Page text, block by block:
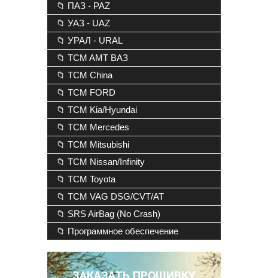
📁 ПАЗ - PAZ
📁 УАЗ - UAZ
📁 УРАЛ - URAL
📁 TCM AMT ВАЗ
📁 TCM China
📁 TCM FORD
📁 TCM Kia/Hyundai
📁 TCM Mercedes
📁 TCM Mitsubishi
📁 TCM Nissan/Infinity
📁 TCM Toyota
📁 TCM VAG DSG/CVT/AT
📁 SRS AirBag (No Crash)
📁 Программное обеспечение